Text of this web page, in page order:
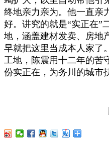
终地亲力亲为。他一直亲
好。讲究的就是“实正在”
地，涵盖建材发卖、房地
早就把这里当成本人家了
工地，陈震用十二年的苦
份实正在，为务川的城市